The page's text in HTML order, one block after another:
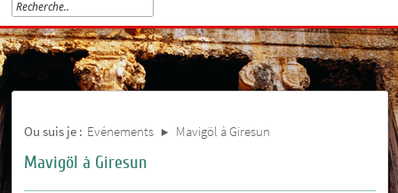
Ou suis je : Evénements Mavigöl à Giresun
Mavigöl à Giresun